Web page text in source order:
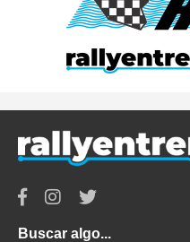
Buscar algo...